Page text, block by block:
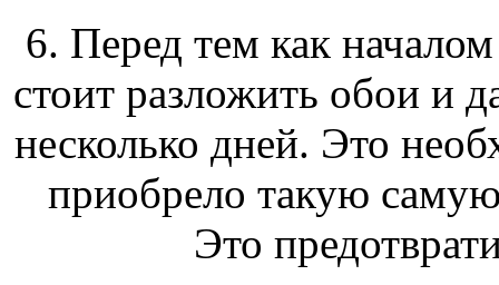
6. Перед тем как
стоит разложить обои и
несколько дней. Это
приобрело такую
Это